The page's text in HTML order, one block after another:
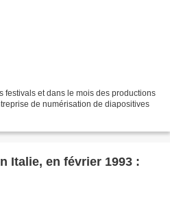
festivals et dans le mois des productions
de numérisation de diapositives
Italie, en février 1993 :